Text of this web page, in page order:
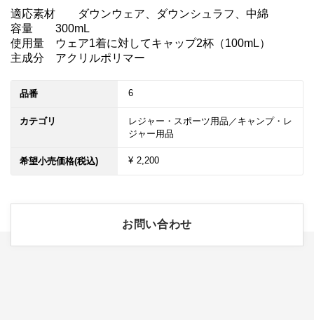
適応素材	ダウンウェア、ダウンシュラフ、中綿
容量	300mL
使用量	ウェア1着に対してキャップ2杯（100mL）
主成分	アクリルポリマー
品番 6
カテゴリ
レジャー・スポーツ用品／キャンプ・レ
ジャー用品
希望小売価格(税込) ¥ 2,200
お問い合わせ